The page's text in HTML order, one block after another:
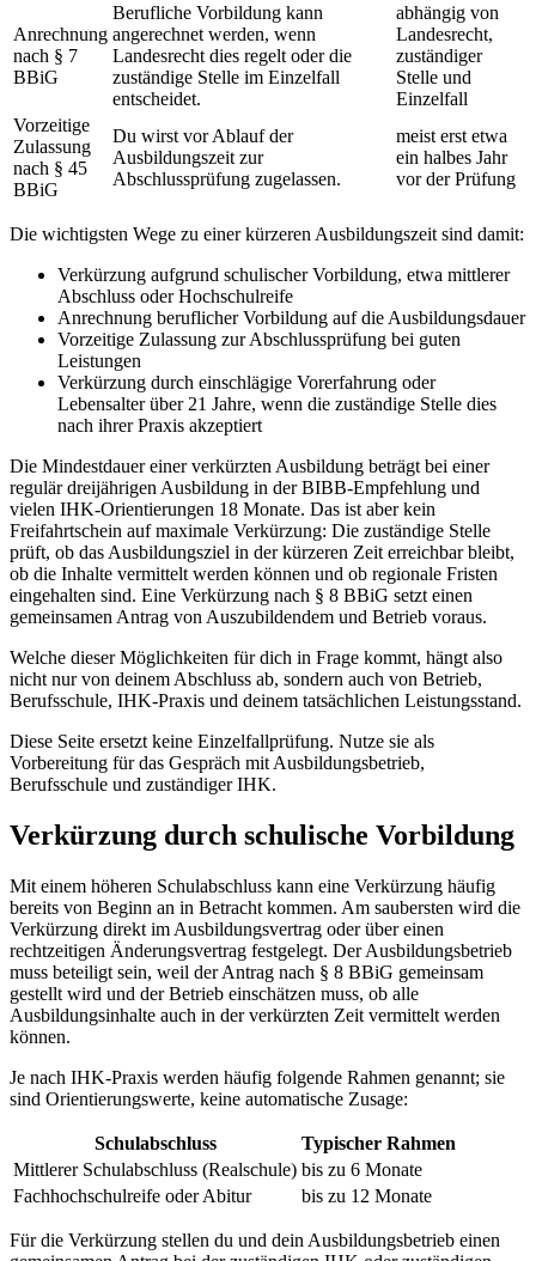
Anrechnung
nach § 7
BBiG
Berufliche Vorbildung kann
angerechnet werden, wenn
Landesrecht dies regelt oder die
zuständige Stelle im Einzelfall
entscheidet.
abhängig von
Landesrecht,
zuständiger
Stelle und
Einzelfall
Vorzeitige
Zulassung
nach § 45
BBiG
Du wirst vor Ablauf der
Ausbildungszeit zur
Abschlussprüfung zugelassen.
meist erst etwa
ein halbes Jahr
vor der Prüfung
Die wichtigsten Wege zu einer kürzeren Ausbildungszeit sind damit:
Verkürzung aufgrund schulischer Vorbildung, etwa mittlerer
Abschluss oder Hochschulreife
Anrechnung beruflicher Vorbildung auf die Ausbildungsdauer
Vorzeitige Zulassung zur Abschlussprüfung bei guten
Leistungen
Verkürzung durch einschlägige Vorerfahrung oder
Lebensalter über 21 Jahre, wenn die zuständige Stelle dies
nach ihrer Praxis akzeptiert
Die Mindestdauer einer verkürzten Ausbildung beträgt bei einer
regulär dreijährigen Ausbildung in der BIBB-Empfehlung und
vielen IHK-Orientierungen 18 Monate. Das ist aber kein
Freifahrtschein auf maximale Verkürzung: Die zuständige Stelle
prüft, ob das Ausbildungsziel in der kürzeren Zeit erreichbar bleibt,
ob die Inhalte vermittelt werden können und ob regionale Fristen
eingehalten sind. Eine Verkürzung nach § 8 BBiG setzt einen
gemeinsamen Antrag von Auszubildendem und Betrieb voraus.
Welche dieser Möglichkeiten für dich in Frage kommt, hängt also
nicht nur von deinem Abschluss ab, sondern auch von Betrieb,
Berufsschule, IHK-Praxis und deinem tatsächlichen Leistungsstand.
Diese Seite ersetzt keine Einzelfallprüfung. Nutze sie als
Vorbereitung für das Gespräch mit Ausbildungsbetrieb,
Berufsschule und zuständiger IHK.
Verkürzung durch schulische Vorbildung
Mit einem höheren Schulabschluss kann eine Verkürzung häufig
bereits von Beginn an in Betracht kommen. Am saubersten wird die
Verkürzung direkt im Ausbildungsvertrag oder über einen
rechtzeitigen Änderungsvertrag festgelegt. Der Ausbildungsbetrieb
muss beteiligt sein, weil der Antrag nach § 8 BBiG gemeinsam
gestellt wird und der Betrieb einschätzen muss, ob alle
Ausbildungsinhalte auch in der verkürzten Zeit vermittelt werden
können.
Je nach IHK-Praxis werden häufig folgende Rahmen genannt; sie
sind Orientierungswerte, keine automatische Zusage:
Schulabschluss
Typischer Rahmen
Mittlerer Schulabschluss (Realschule) bis zu 6 Monate
Fachhochschulreife oder Abitur
bis zu 12 Monate
Für die Verkürzung stellen du und dein Ausbildungsbetrieb einen